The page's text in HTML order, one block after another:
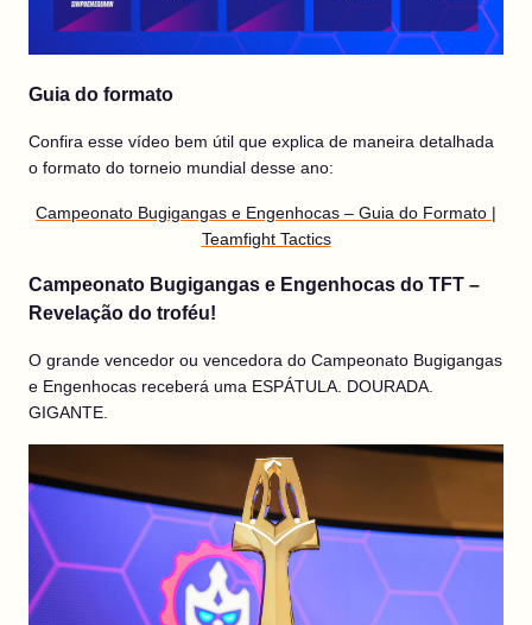
Guia do formato
Confira esse vídeo bem útil que explica de maneira detalhada
o formato do torneio mundial desse ano:
Campeonato Bugigangas e Engenhocas – Guia do Formato |
Teamfight Tactics
Campeonato Bugigangas e Engenhocas do TFT –
Revelação do troféu!
O grande vencedor ou vencedora do Campeonato Bugigangas
e Engenhocas receberá uma ESPÁTULA. DOURADA.
GIGANTE.